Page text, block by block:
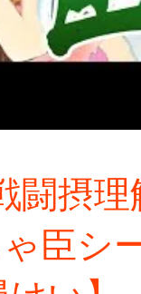
闘摂
臣シ